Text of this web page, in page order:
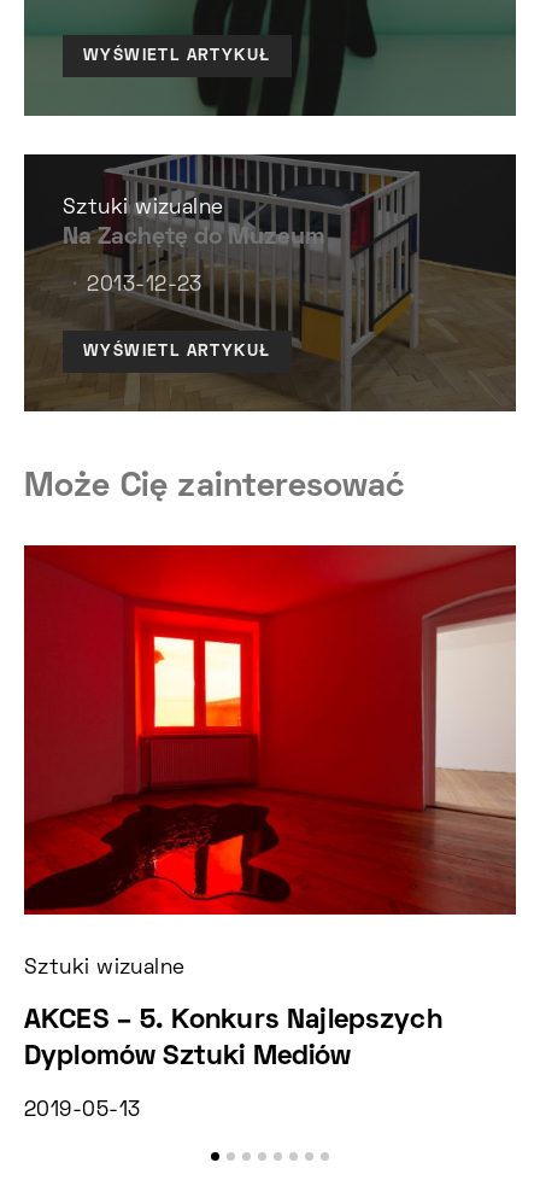
WYŚWIETL ARTYKUŁ
Sztuki wizualne
Na Zachętę do Muzeum
2013-12-23
WYŚWIETL ARTYKUŁ
Może Cię zainteresować
Sztuki wizualne
AKCES – 5. Konkurs Najlepszych
Dyplomów Sztuki Mediów
2019-05-13